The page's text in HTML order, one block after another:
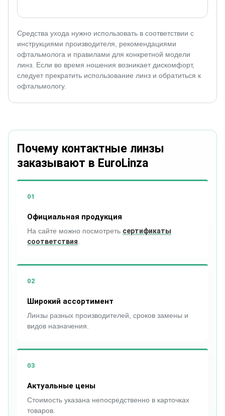
Средства ухода нужно использовать в соответствии с
инструкциями производителя, рекомендациями
офтальмолога и правилами для конкретной модели
линз. Если во время ношения возникает дискомфорт,
следует прекратить использование линз и обратиться к
офтальмологу.
Почему контактные линзы
заказывают в EuroLinza
01
Официальная продукция
На сайте можно посмотреть сертификаты
соответствия.
02
Широкий ассортимент
Линзы разных производителей, сроков замены и
видов назначения.
03
Актуальные цены
Стоимость указана непосредственно в карточках
товаров.